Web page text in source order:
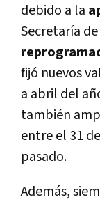
debido a la
Secretarí­a de
fijó nuevos
a abril del
también
entre el 31
pasado.
Además,